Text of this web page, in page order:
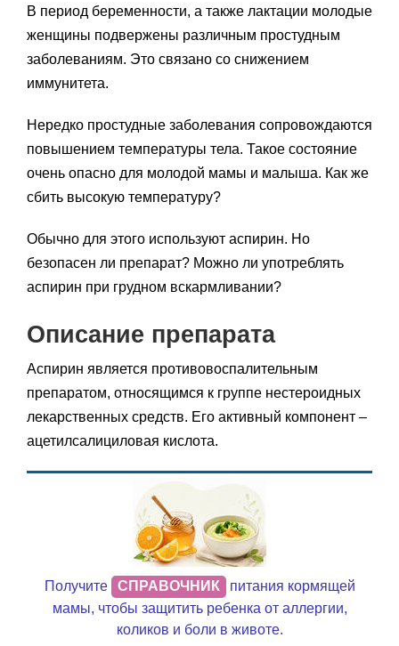
В период беременности, а также лактации молодые
женщины подвержены различным простудным
заболеваниям. Это связано со снижением
иммунитета.
Нередко простудные заболевания сопровождаются
повышением температуры тела. Такое состояние
очень опасно для молодой мамы и малыша. Как же
сбить высокую температуру?
Обычно для этого используют аспирин. Но
безопасен ли препарат? Можно ли употреблять
аспирин при грудном вскармливании?
Описание препарата
Аспирин является противовоспалительным
препаратом, относящимся к группе нестероидных
лекарственных средств. Его активный компонент –
ацетилсалициловая кислота.
Получите СПРАВОЧНИК
питания кормящей
мамы, чтобы защитить ребенка от аллергии,
коликов и боли в животе.